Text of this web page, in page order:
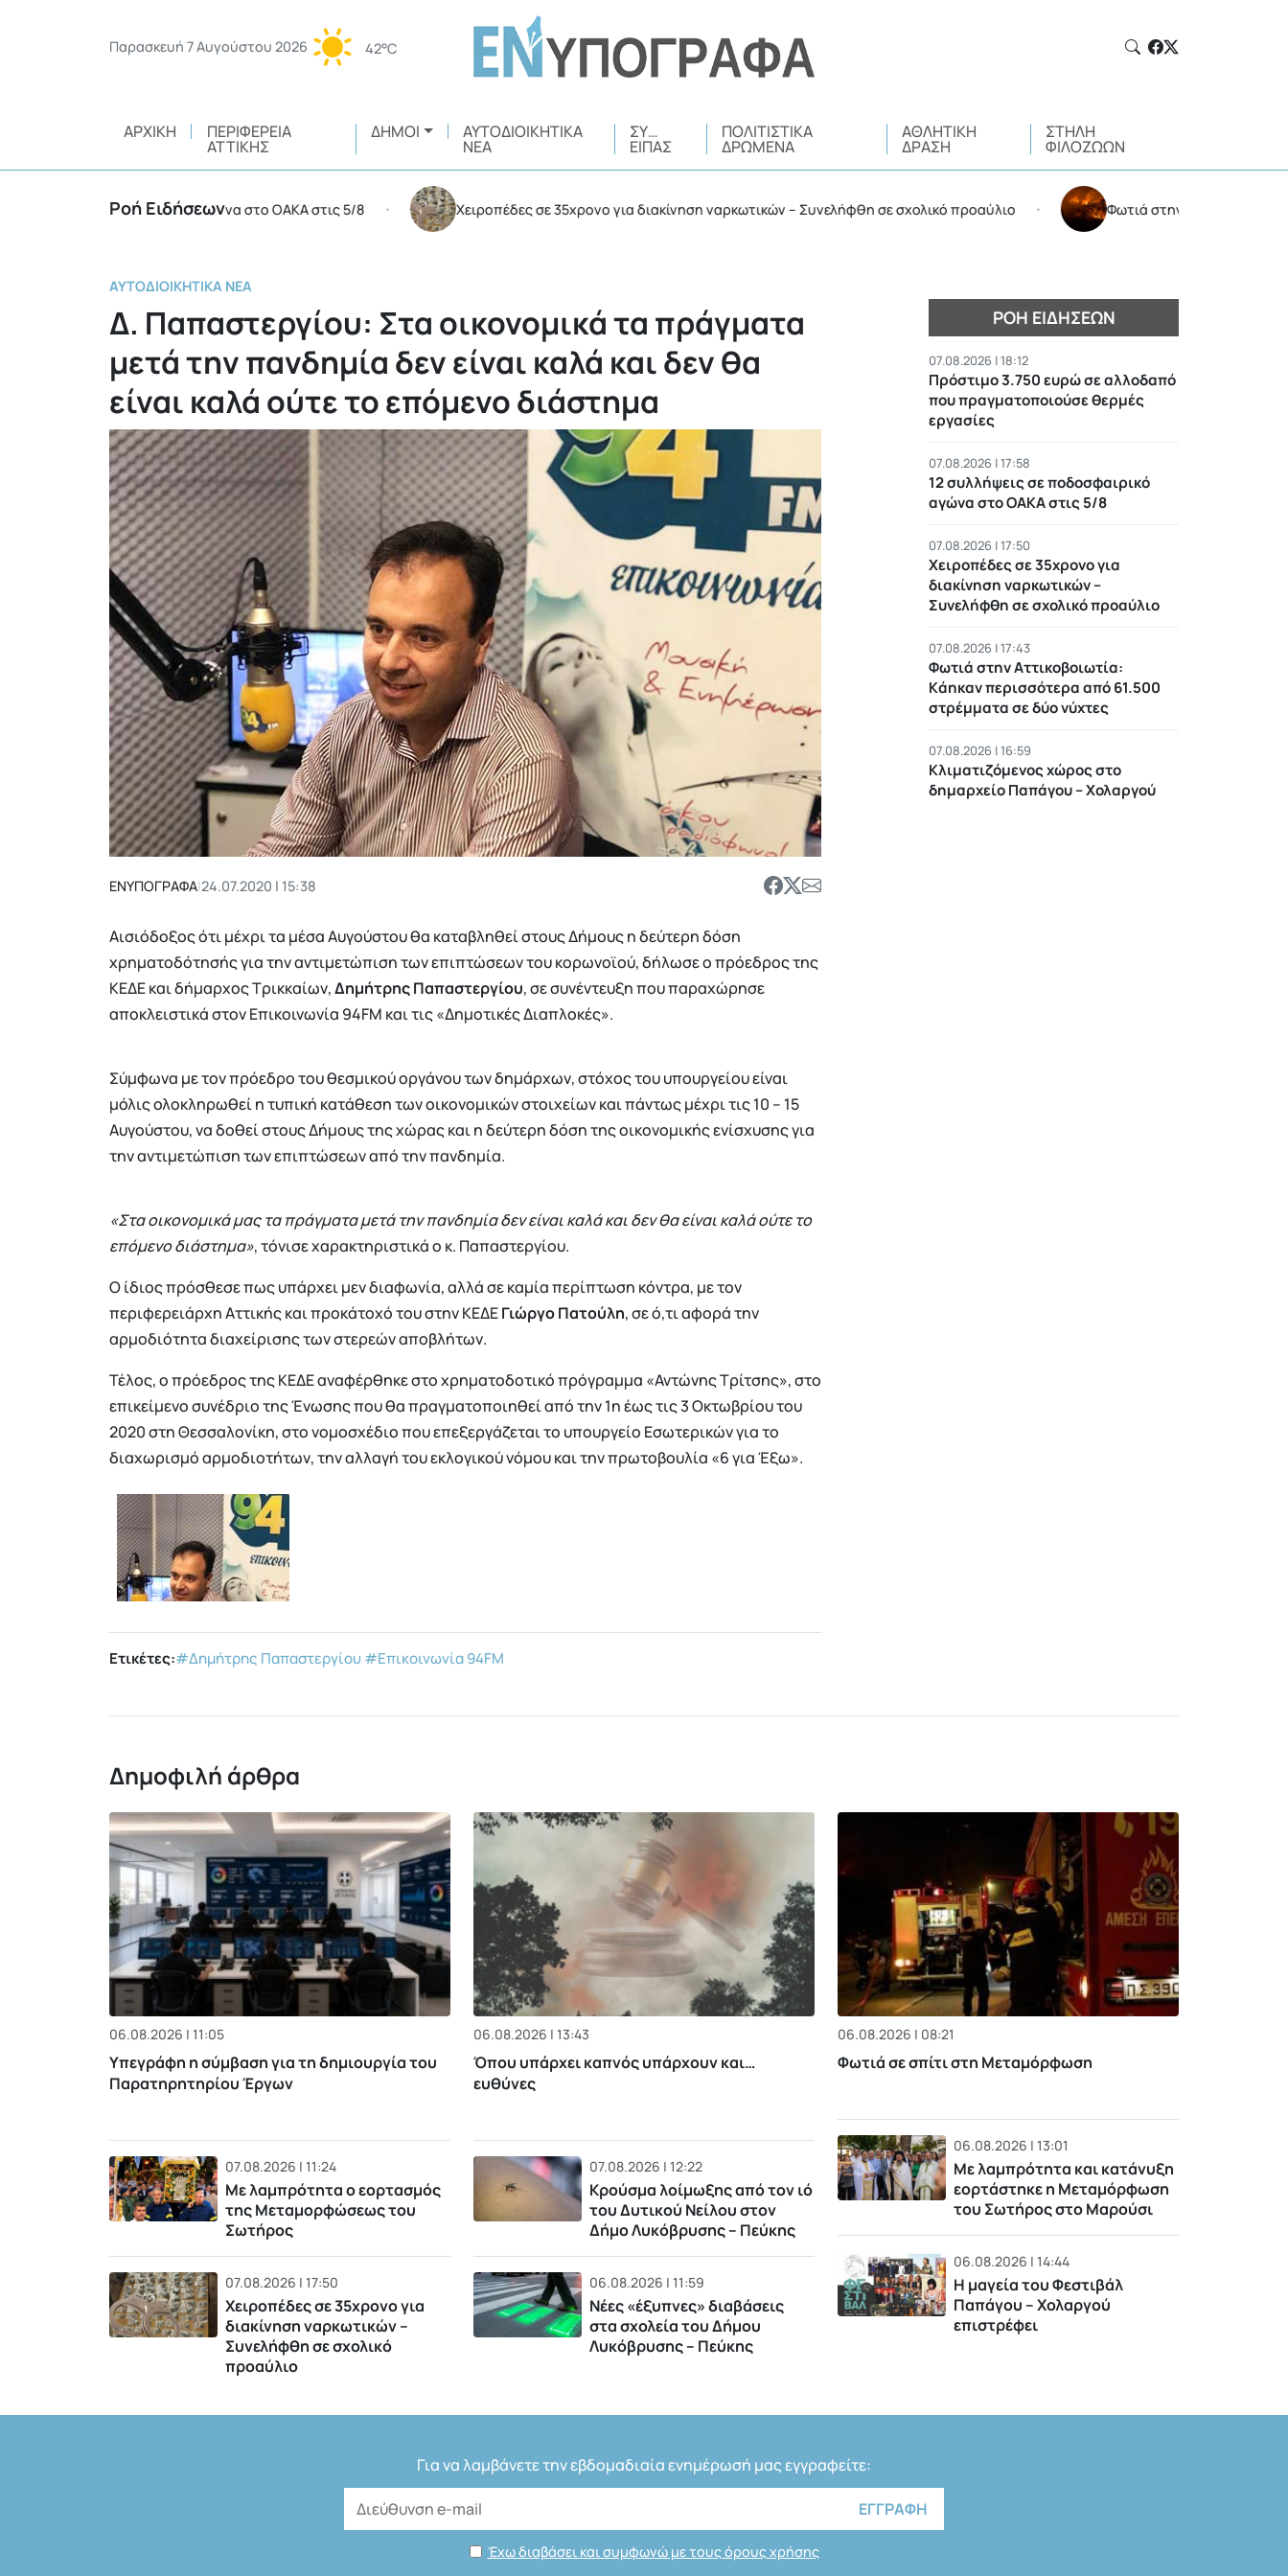
Παρασκευή 7 Αυγούστου 2026 42°C
ΑΡΧΙΚΉ ΠΕΡΙΦΈΡΕΙΑ
ΑΤΤΙΚΉΣ
ΔΉΜΟΙ ΑΥΤΟΔΙΟΙΚΗΤΙΚΆ
ΝΈΑ
ΣΥ…
ΕΊΠΑΣ
ΠΟΛΙΤΙΣΤΙΚΆ
ΔΡΏΜΕΝΑ
ΑΘΛΗΤΙΚΉ
ΔΡΆΣΗ
ΣΤΉΛΗ
ΦΙΛΌΖΩΩΝ
Ροή Ειδήσεων
σε ποδοσφαιρικό αγώνα στο ΟΑΚΑ στις 5/8 • Χειροπέδες σε 35χρονο για διακίνηση ναρκωτικών – Συνελήφθη σε σχολικό προαύλιο • Φωτιά στην Αττικοβοιωτία:
ΑΥΤΟΔΙΟΙΚΗΤΙΚΆ ΝΈΑ
Δ. Παπαστεργίου: Στα οικονομικά τα πράγματα
μετά την πανδημία δεν είναι καλά και δεν θα
είναι καλά ούτε το επόμενο διάστημα
ΕΝΥΠΟΓΡΑΦΑ|24.07.2020 | 15:38
Αισιόδοξος ότι μέχρι τα μέσα Αυγούστου θα καταβληθεί στους Δήμους η δεύτερη δόση
χρηματοδότησής για την αντιμετώπιση των επιπτώσεων του κορωνοϊού, δήλωσε ο πρόεδρος της
ΚΕΔΕ και δήμαρχος Τρικκαίων,Δημήτρης Παπαστεργίου, σε συνέντευξη που παραχώρησε
αποκλειστικά στον Επικοινωνία 94FM και τις «Δημοτικές Διαπλοκές».
Σύμφωνα με τον πρόεδρο του θεσμικού οργάνου των δημάρχων, στόχος του υπουργείου είναι
μόλις ολοκληρωθεί η τυπική κατάθεση των οικονομικών στοιχείων και πάντως μέχρι τις 10 – 15
Αυγούστου, να δοθεί στους Δήμους της χώρας και η δεύτερη δόση της οικονομικής ενίσχυσης για
την αντιμετώπιση των επιπτώσεων από την πανδημία.
«Στα οικονομικά μας τα πράγματα μετά την πανδημία δεν είναι καλά και δεν θα είναι καλά ούτε το
επόμενο διάστημα», τόνισε χαρακτηριστικά ο κ. Παπαστεργίου.
Ο ίδιος πρόσθεσε πως υπάρχει μεν διαφωνία, αλλά σε καμία περίπτωση κόντρα, με τον
περιφερειάρχη Αττικής και προκάτοχό του στην ΚΕΔΕΓιώργο Πατούλη, σε ό,τι αφορά την
αρμοδιότητα διαχείρισης των στερεών αποβλήτων.
Τέλος, ο πρόεδρος της ΚΕΔΕ αναφέρθηκε στο χρηματοδοτικό πρόγραμμα «Αντώνης Τρίτσης», στο
επικείμενο συνέδριο της Ένωσης που θα πραγματοποιηθεί από την 1η έως τις 3 Οκτωβρίου του
2020 στη Θεσσαλονίκη, στο νομοσχέδιο που επεξεργάζεται το υπουργείο Εσωτερικών για το
διαχωρισμό αρμοδιοτήτων, την αλλαγή του εκλογικού νόμου και την πρωτοβουλία «6 για Έξω».
Ετικέτες:#Δημήτρης Παπαστεργίου #Επικοινωνία 94FM
ΡΟΉ ΕΙΔΉΣΕΩΝ
07.08.2026 | 18:12
Πρόστιμο 3.750 ευρώ σε αλλοδαπό
που πραγματοποιούσε θερμές
εργασίες
07.08.2026 | 17:58
12 συλλήψεις σε ποδοσφαιρικό
αγώνα στο ΟΑΚΑ στις 5/8
07.08.2026 | 17:50
Χειροπέδες σε 35χρονο για
διακίνηση ναρκωτικών –
Συνελήφθη σε σχολικό προαύλιο
07.08.2026 | 17:43
Φωτιά στην Αττικοβοιωτία:
Kάηκαν περισσότερα από 61.500
στρέμματα σε δύο νύχτες
07.08.2026 | 16:59
Κλιματιζόμενος χώρος στο
δημαρχείο Παπάγου – Χολαργού
Δημοφιλή άρθρα
06.08.2026 | 11:05
Υπεγράφη η σύμβαση για τη δημιουργία του
Παρατηρητηρίου Έργων
07.08.2026 | 11:24
Με λαμπρότητα ο εορτασμός
της Μεταμορφώσεως του
Σωτήρος
07.08.2026 | 17:50
Χειροπέδες σε 35χρονο για
διακίνηση ναρκωτικών –
Συνελήφθη σε σχολικό
προαύλιο
06.08.2026 | 13:43
Όπου υπάρχει καπνός υπάρχουν και…
ευθύνες
07.08.2026 | 12:22
Κρούσμα λοίμωξης από τον ιό
του Δυτικού Νείλου στον
Δήμο Λυκόβρυσης – Πεύκης
06.08.2026 | 11:59
Νέες «έξυπνες» διαβάσεις
στα σχολεία του Δήμου
Λυκόβρυσης – Πεύκης
06.08.2026 | 08:21
Φωτιά σε σπίτι στη Μεταμόρφωση
06.08.2026 | 13:01
Με λαμπρότητα και κατάνυξη
εορτάστηκε η Μεταμόρφωση
του Σωτήρος στο Μαρούσι
06.08.2026 | 14:44
Η μαγεία του Φεστιβάλ
Παπάγου – Χολαργού
επιστρέφει
Για να λαμβάνετε την εβδομαδιαία ενημέρωσή μας εγγραφείτε:
Έχω διαβάσει και συμφωνώ με τους όρους χρήσης